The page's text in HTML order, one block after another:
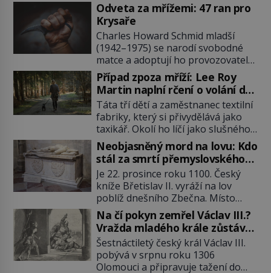
Odveta za mřížemi: 47 ran pro
Krysaře
Charles Howard Schmid mladší
(1942–1975) se narodí svobodné
matce a adoptují ho provozovatelé
pečovatelského domu Charles a
Katharine Schmidovi. Synek jim
mnoho radosti nepřinese. Mezi
přáteli v arizonském Tusconu se
mu přezdívá Krysař. Je to pohledný
a charismatický mladík, kterému to
ve škole dvakrát nejde. Exceluje ale
v tělocviku. Škola si díky němu
může vystavit […]
Případ zpoza mříží: Lee Roy
Martin naplní rčení o volání do
lesa
Táta tří dětí a zaměstnanec textilní
fabriky, který si přivydělává jako
taxikář. Okolí ho líčí jako slušného
člověka. To je Lee Roy Martin
(1937–1972), jinak též Škrtič z
Gaffney, městečka v Jižní Karolíně.
Mezi lety 1967 až 1968 zavraždí dvě
ženy a dvě dívky. Dne 20. května
1967 znásilní a zavraždí 32letou
Annie Lucille Dedmondovou. […]
Neobjasněný mord na lovu: Kdo
stál za smrtí přemyslovského
knížete Břetislava II.?
Je 22. prosince roku 1100. Český
kníže Břetislav II. vyráží na lov
poblíž dnešního Zbečna. Místo
návratu na Pražský hrad však
přichází smrt. Muž na něj zaútočí
kopím a panovník svým zraněním
podlehne. Kdo atentát zosnoval a
proč? Odpověď neznají ani historici
Na čí pokyn zemřel Václav III.?
Vražda mladého krále zůstává
po 720 letech nevyřešenou
záhadou
Šestnáctiletý český král Václav III.
pobývá v srpnu roku 1306
Olomouci a připravuje tažení do